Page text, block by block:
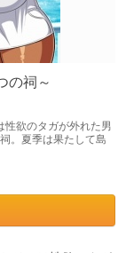
の祠～
性欲のタガが外れた男
。夏季は果たして島